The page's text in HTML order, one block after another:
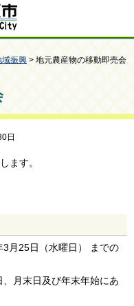
域振興 > 地元農産物の移動即売会
日
ます。
月25日（水曜日） までの
、月末日及び年末年始にあ